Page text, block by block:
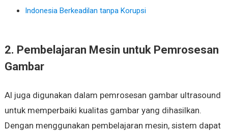
Indonesia Berkeadilan tanpa Korupsi
2. Pembelajaran Mesin untuk Pemrosesan
Gambar
AI juga digunakan dalam pemrosesan gambar ultrasound
untuk memperbaiki kualitas gambar yang dihasilkan.
Dengan menggunakan pembelajaran mesin, sistem dapat